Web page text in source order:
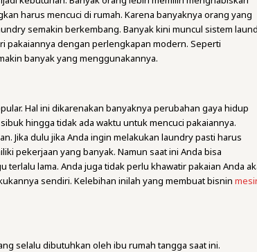
harus mencuci di rumah. Karena banyaknya orang yang
semakin berkembang. Banyak kini muncul sistem
pakaiannya dengan perlengkapan modern. Seperti
banyak yang menggunakannya.
Hal ini dikarenakan banyaknya perubahan gaya hidup
hingga tidak ada waktu untuk mencuci pakaiannya.
Jika dulu jika Anda ingin melakukan laundry pasti harus
pekerjaan yang banyak. Namun saat ini Anda bisa
lama. Anda juga tidak perlu khawatir pakaian Anda
sendiri. Kelebihan inilah yang membuat bisnin
selalu dibutuhkan oleh ibu rumah tangga saat ini.